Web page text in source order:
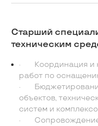
Старший
техническим
· Координация и
работ по
·
объектов,
систем и
· Сопровождение